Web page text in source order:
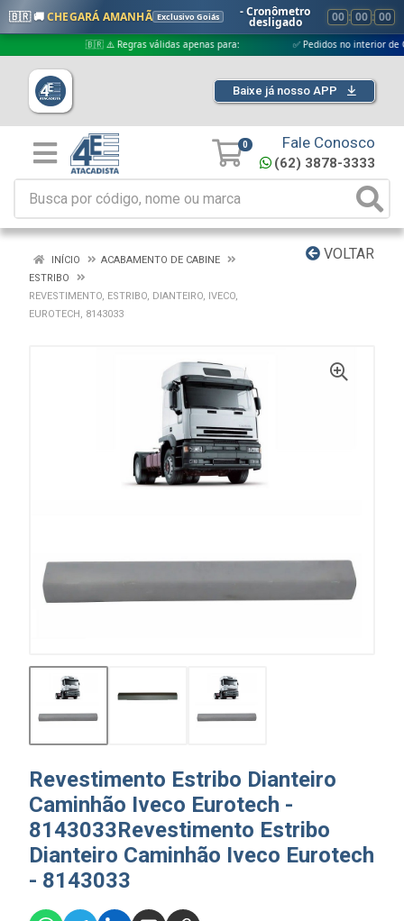
🇧🇷 🚚CHEGARÁ AMANHÃ Exclusivo Goiás - Cronômetro
desligado 00 : 00 : 00
🇧🇷 ⚠️ Regras válidas apenas para: ✅ Pedidos no interior de Goiás
Baixe já nosso APP
0 Fale Conosco
(62) 3878-3333
VOLTAR
INÍCIO
ACABAMENTO DE CABINE
ESTRIBO
REVESTIMENTO, ESTRIBO, DIANTEIRO, IVECO,
EUROTECH, 8143033
Revestimento Estribo Dianteiro
Caminhão Iveco Eurotech -
8143033Revestimento Estribo
Dianteiro Caminhão Iveco Eurotech
- 8143033